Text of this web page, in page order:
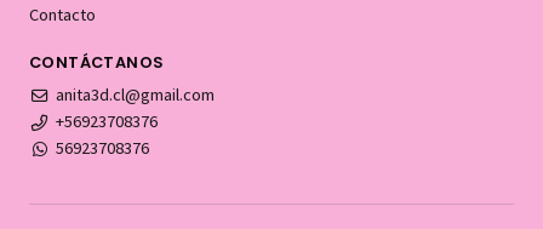
Contacto
CONTÁCTANOS
anita3d.cl@gmail.com
+56923708376
56923708376